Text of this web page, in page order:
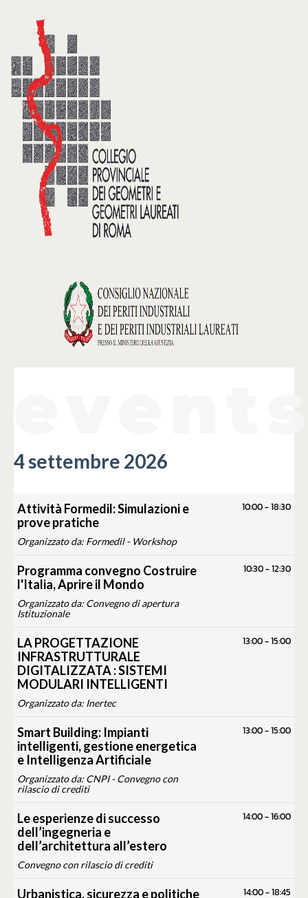
4 settembre 2026
Attività Formedil: Simulazioni e
prove pratiche
Organizzato da: Formedil - Workshop
10:00-18:30
Programma convegno Costruire
l'Italia, Aprire il Mondo
Organizzato da: Convegno di apertura
Istituzionale
10:30-12:30
LA PROGETTAZIONE
INFRASTRUTTURALE
DIGITALIZZATA : SISTEMI
MODULARI INTELLIGENTI
Organizzato da: Inertec
13:00-15:00
Smart Building: Impianti
intelligenti, gestione energetica
e Intelligenza Artificiale
Organizzato da: CNPI - Convegno con
rilascio di crediti
13:00-15:00
Le esperienze di successo
dell’ingegneria e
dell’architettura all’estero
Convegno con rilascio di crediti
14:00-16:00
Urbanistica, sicurezza e politiche 14:00-18:45